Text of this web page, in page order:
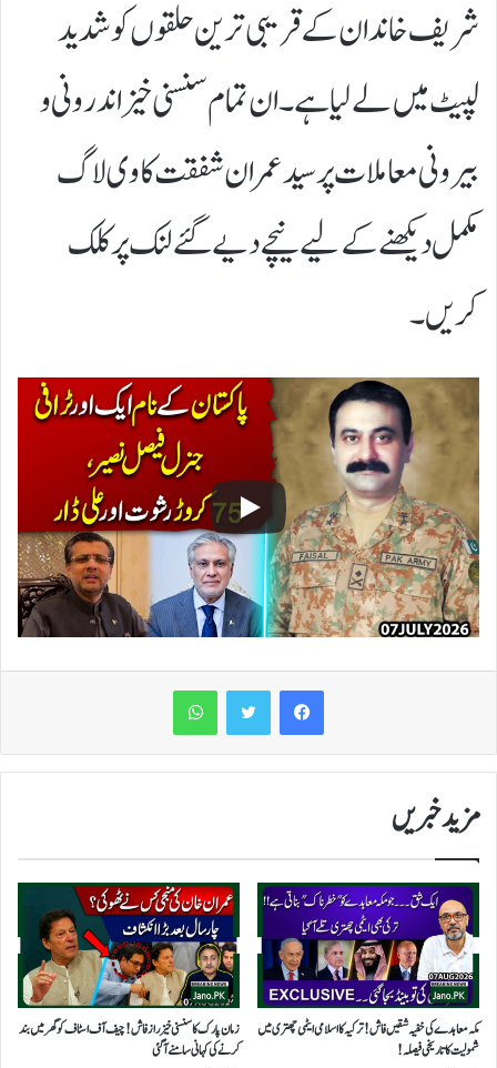
شریف خاندان کے قریبی ترین حلقوں کو شدید
لپیٹ میں لے لیا ہے۔ ان تمام سنسنی خیز اندرونی و
بیرونی معاملات پر سید عمران شفقت کا وی لاگ
مکمل دیکھنے کے لیے نیچے دیے گئے لنک پر کلک
کریں۔
WhatsApp
مزید خبریں
مکہ معاہدے کی خفیہ شقیں فاش!ترکیہ کا اسلامی ایٹمی چھتری میں
شمولیت کا تاریخی فیصلہ!
زمان پارک کا سنسنی خیز راز فاش!چیف آف اسٹاف کو گھر میں بند
کرنے کی کہانی سامنے آ گئی